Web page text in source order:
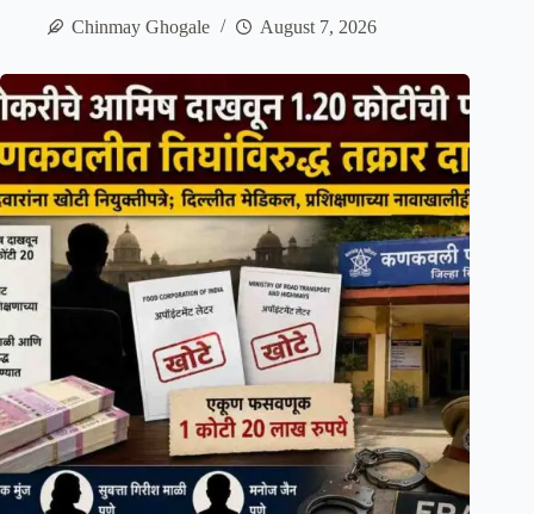
Chinmay Ghogale
August 7, 2026